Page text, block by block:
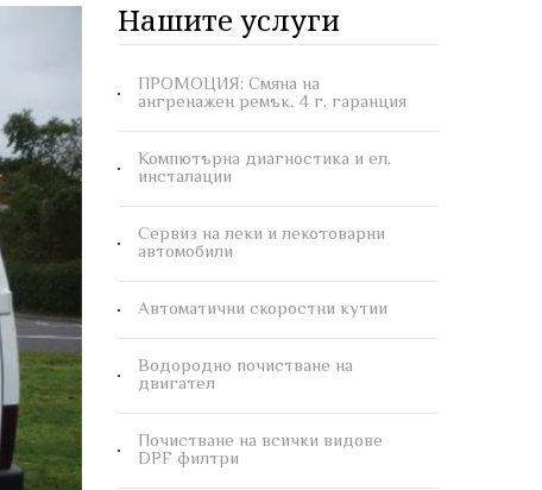
Нашите услуги
ПРОМОЦИЯ: Смяна на
ангренажен ремък. 4 г. гаранция
Компютърна диагностика и ел.
инсталации
Сервиз на леки и лекотоварни
автомобили
Автоматични скоростни кутии
Водородно почистване на
двигател
Почистване на всички видове
DPF филтри